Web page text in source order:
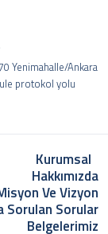
Yenimahalle/Ankara
protokol yolu
Kurumsal
Hakkımızda
Ve Vizyon
Sorulan Sorular
Belgelerimiz